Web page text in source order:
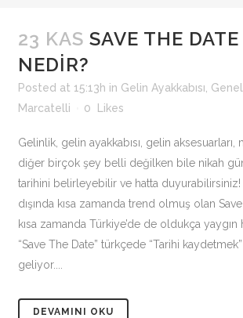
23 KAS SAVE THE DATE
NEDIR?
Posted at 15:13h in Gelin Ayakkabısı Genel
Marcatelli
0 Likes
Gelinlik, gelin ayakkabısı, gelin aksesuarları,
diğer birçok şey belli değilken bile nikah
tarihini belirleyebilir ve hatta duyurabilirsiniz!
dışında kısa zamanda trend olmuş olan
kısa zamanda Türkiye’de de oldukça yaygın
“Save The Date” türkçede “Tarihi kaydetmek”
geliyor....
DEVAMINI OKU